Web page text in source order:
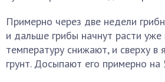
Примерно через две недели
и дальше грибы начнут расти
температуру снижают, и сверху
грунт. Досыпают его примерно на